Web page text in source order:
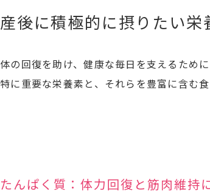
産後に積極的に摂りたい栄
体の回復を助け、健康な毎日を支えるため
特に重要な栄養素と、それらを豊富に含む食
たんぱく質：体力回復と筋肉維持